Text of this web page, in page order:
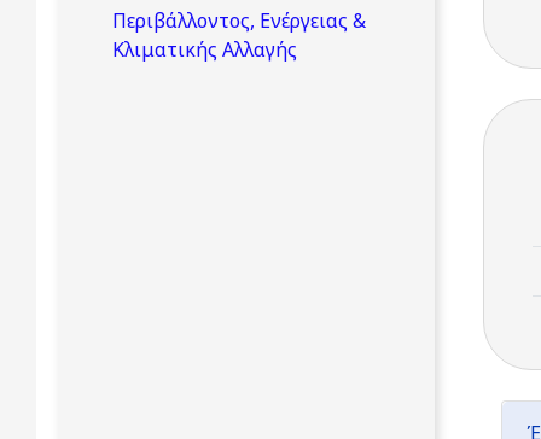
Περιβάλλοντος, Ενέργειας &
Κλιματικής Αλλαγής